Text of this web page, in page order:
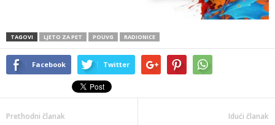
TAGOVI LJETO ZA PET POUVG RADIONICE
Facebook Twitter
Prethodni članak Idući članak